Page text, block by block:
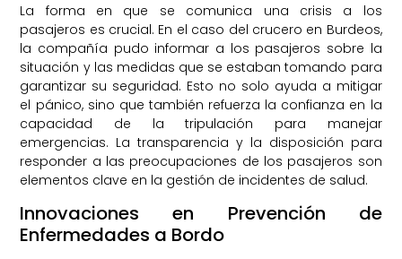
La forma en que se comunica una crisis a los
pasajeros es crucial. En el caso del crucero en Burdeos,
la compañía pudo informar a los pasajeros sobre la
situación y las medidas que se estaban tomando para
garantizar su seguridad. Esto no solo ayuda a mitigar
el pánico, sino que también refuerza la confianza en la
capacidad de la tripulación para manejar
emergencias. La transparencia y la disposición para
responder a las preocupaciones de los pasajeros son
elementos clave en la gestión de incidentes de salud.
Innovaciones en Prevención de
Enfermedades a Bordo